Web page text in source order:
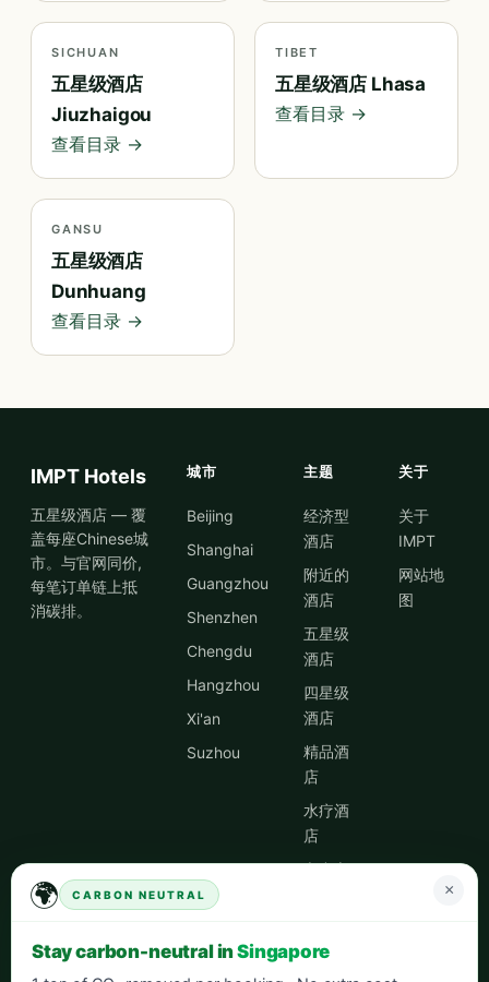
SICHUAN
五星级酒店
Jiuzhaigou
查看目录 →
TIBET
五星级酒店 Lhasa
查看目录 →
GANSU
五星级酒店
Dunhuang
查看目录 →
IMPT Hotels
五星级酒店 — 覆
盖每座Chinese城
市。与官网同价,
每笔订单链上抵
消碳排。
城市
Beijing
Shanghai
Guangzhou
Shenzhen
Chengdu
Hangzhou
Xi'an
Suzhou
主题
经济型
酒店
附近的
酒店
五星级
酒店
四星级
酒店
精品酒
店
水疗酒
店
市中心
惠
关于
关于
IMPT
网站地
图
🌍 CARBON NEUTRAL ×
Stay carbon-neutral inSingapore